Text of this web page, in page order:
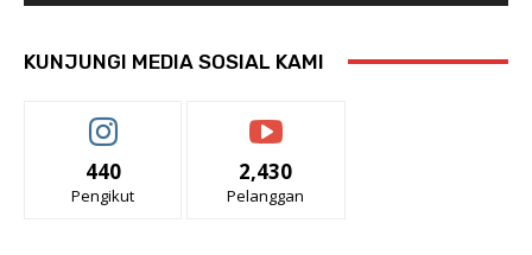
KUNJUNGI MEDIA SOSIAL KAMI
440
Pengikut
2,430
Pelanggan